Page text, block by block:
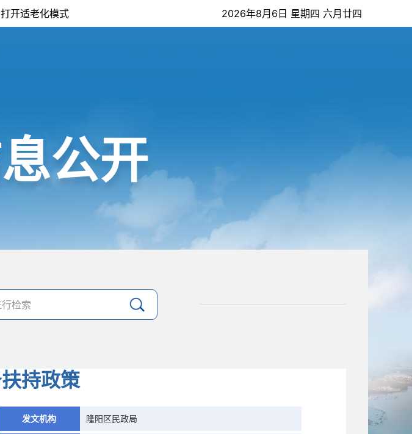
打开适老化模式 2026年8月6日 星期四 六月廿四
公开
持政策
发文机构 隆阳区民政局